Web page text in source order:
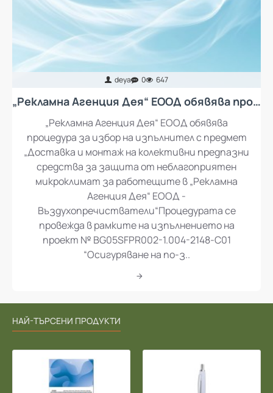
deya 0 647
„Рекламна Агенция Дея“ ЕООД обявява процедура за избор на изпълнител с предмет „Доставка и монтаж на колективни предпазни средства за защита от неблагоприятен микроклимат за работещите в „Рекламна Агенция Дея“ ЕООД - въздухопречистватели“
„Рекламна Агенция Дея“ ЕООД обявява
процедура за избор на изпълнител с предмет
„Доставка и монтаж на колективни предпазни
средства за защита от неблагоприятен
микроклимат за работещите в „Рекламна
Агенция Дея“ ЕООД -
Въздухопречистватели“Процедурата се
провежда в рамките на изпълнението на
проект № BG05SFPR002-1.004-2148-C01
“Осигуряване на по-з..
НАЙ-ТЪРСЕНИ ПРОДУКТИ